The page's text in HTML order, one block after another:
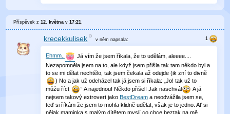
Příspěvek z12. května v17:21.
krecekkulisek v němnapsala:
Ehmm..
Já vím že jsem říkala, že to udělám, aleeee....
Nezapomněla jsem na to, ale když jsem přišla tak tam někdo byl a
to se mi dělat nechtělo, tak jsem čekala až odejde (ik zní to divně
) No a jak už odcházel tak já jsem si říkala: „Jo! tak už to
můžu říct
“ A najednou! Někdo přišel! Jak naschvál
A já
nejsem takový extrovert jako BestDream a neodvážila jsem se,
teď si říkám že jsem to mohla klidně udělat, však je to jedno. Ať si
nějak maminka s malým dítětem myslí co chce beztak na mě